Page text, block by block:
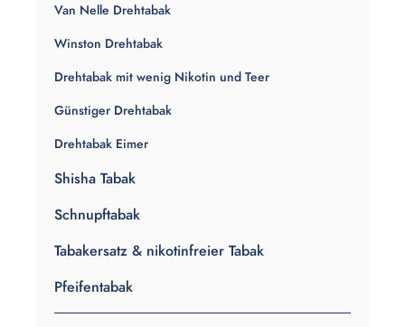
Van Nelle Drehtabak
Winston Drehtabak
Drehtabak mit wenig Nikotin und Teer
Günstiger Drehtabak
Drehtabak Eimer
Shisha Tabak
Schnupftabak
Tabakersatz & nikotinfreier Tabak
Pfeifentabak